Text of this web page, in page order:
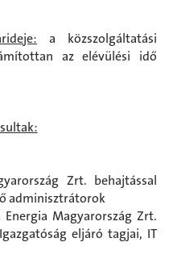
a közszolgáltatási
az elévülési idő
Zrt. behajtással
adminisztrátorok
Magyarország Zrt.
eljáró tagjai, IT